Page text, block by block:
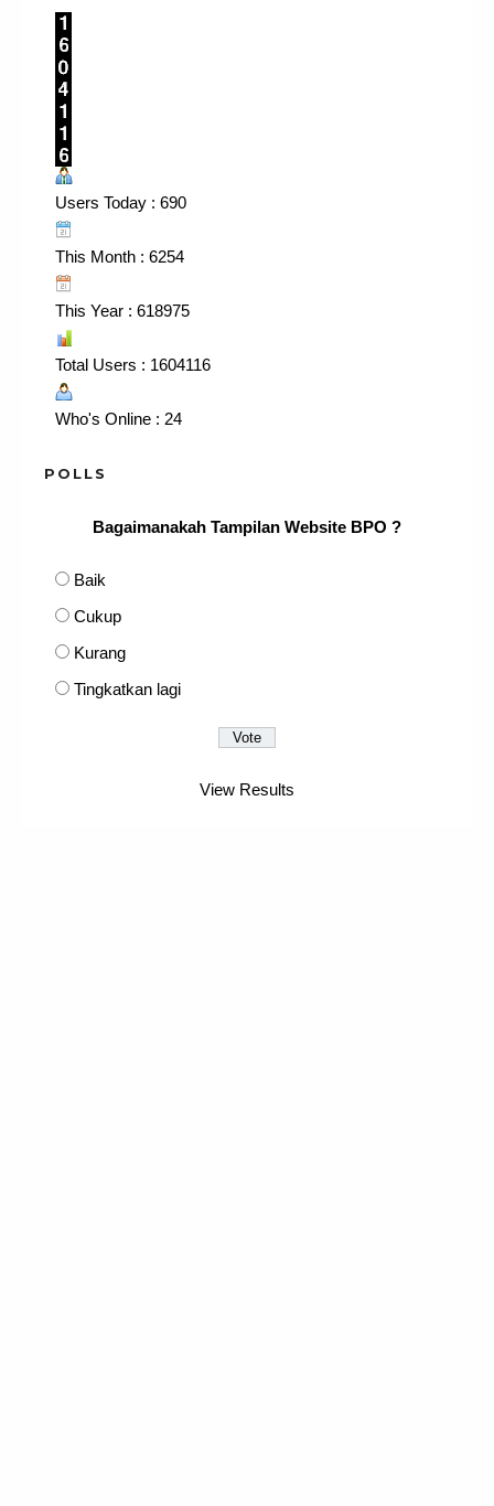
Users Today : 690
This Month : 6254
This Year : 618975
Total Users : 1604116
Who's Online : 24
POLLS
Bagaimanakah Tampilan Website BPO ?
Baik
Cukup
Kurang
Tingkatkan lagi
View Results